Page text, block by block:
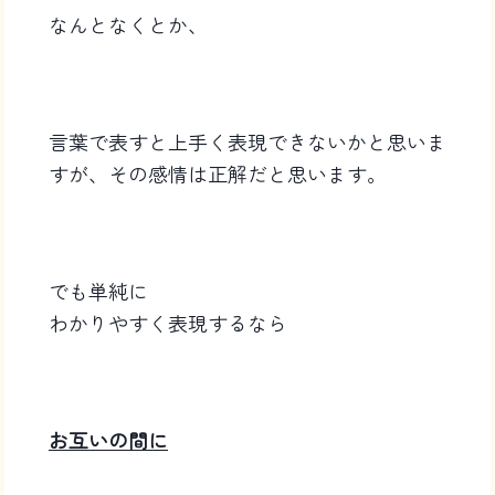
なんとなくとか、
言葉で表すと上手く表現できないかと思いま
すが、その感情は正解だと思います。
でも単純に
わかりやすく表現するなら
お互いの間に